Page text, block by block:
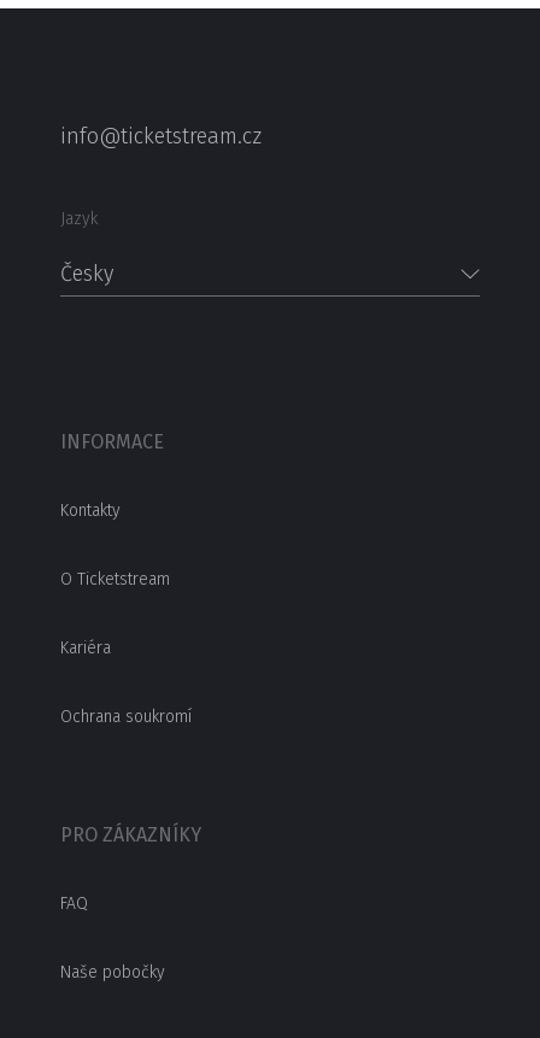
info@ticketstream.cz
Jazyk
Česky
INFORMACE
Kontakty
O Ticketstream
Kariéra
Ochrana soukromí
PRO ZÁKAZNÍKY
FAQ
Naše pobočky